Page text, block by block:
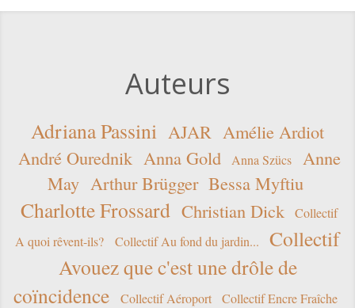
prévenir
neuf
moins
dix
Auteurs
Adriana Passini AJAR Amélie Ardiot
André Ourednik Anna Gold Anna Szücs
Anne
May Arthur Brügger Bessa Myftiu
Charlotte Frossard Christian Dick
Collectif
A quoi rêvent-ils?
Collectif Au fond du jardin...
Collectif
Avouez que c'est une drôle de
coïncidence
Collectif Aéroport Collectif Encre Fraîche